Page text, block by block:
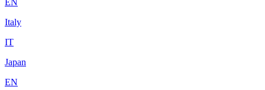
EN
Italy
IT
Japan
EN